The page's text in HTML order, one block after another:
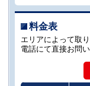
料金表
エリアによって取
電話にて直接お問